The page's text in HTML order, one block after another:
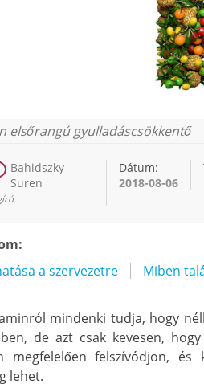
elsőrangú gyulladáscsökkentő
Bahidszky
Suren
Dátum:
2018-08-06
a szervezetre
Miben
mindenki tudja, hogy
de azt csak kevesen,
megfelelően felszívódjon,
lehet.